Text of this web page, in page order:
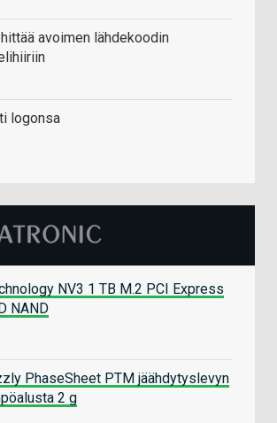
avoimen lähdekoodin
logonsa
NV3 1 TB M.2 PCI Express
NAND
PhaseSheet PTM jäähdytyslevyn
2 g